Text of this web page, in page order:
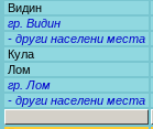
Видин
гр. Видин
- други населени места
Кула
Лом
гр. Лом
- други населени места